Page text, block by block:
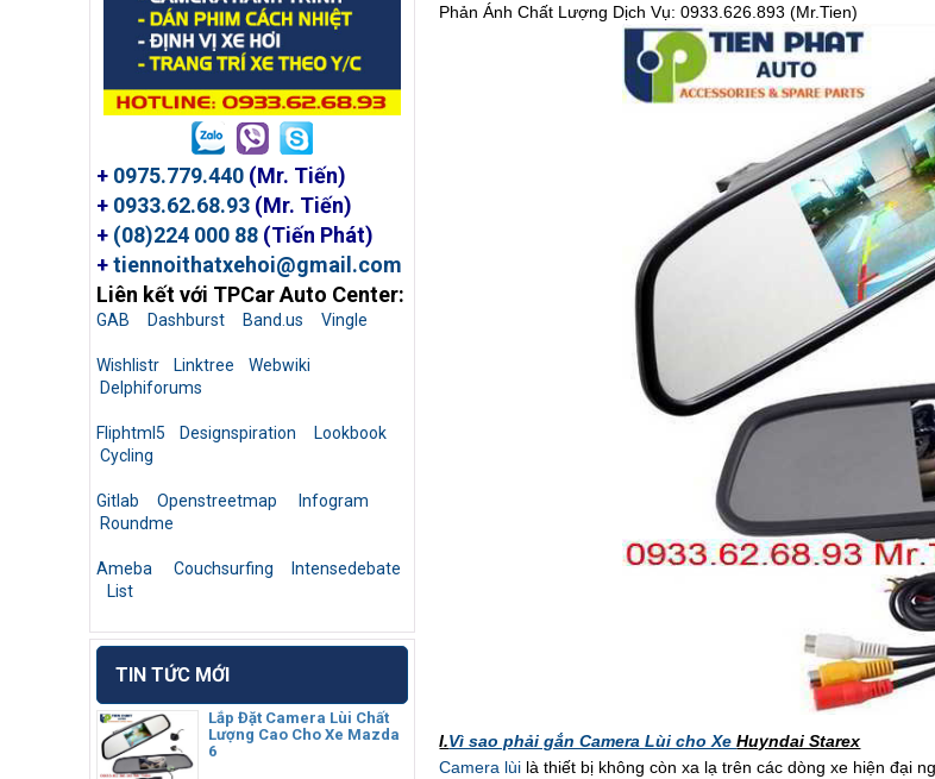
+ 0975.779.440 (Mr. Tiến)
+ 0933.62.68.93 (Mr. Tiến)
+ (08)224 000 88 (Tiến Phát)
+tiennoithatxehoi@gmail.com
Liên kết với TPCar Auto Center:
GAB Dashburst Band.us Vingle
Wishlistr Linktree
Webwiki
Delphiforums
Fliphtml5 Designspiration
Lookbook
Cycling
Gitlab Openstreetmap
Infogram
Roundme
Ameba Couchsurfing
Intensedebate
List
TIN TỨC MỚI
Lắp Đặt Camera Lùi Chất
Lượng Cao Cho Xe Mazda
6
Phản Ánh Chất Lượng Dịch Vụ: 0933.626.893 (Mr.Tien)
I.Vì sao phải gắn Camera Lùi cho XeHuyndai Starex
Camera lùi là thiết bị không còn xa lạ trên các dòng xe hiện đại